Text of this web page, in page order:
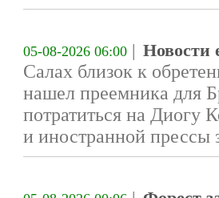
05-08-2026 06:00 | Новости
Салах близок к
нашел преемника для
потратиться на Диогу
и иностранной прессы